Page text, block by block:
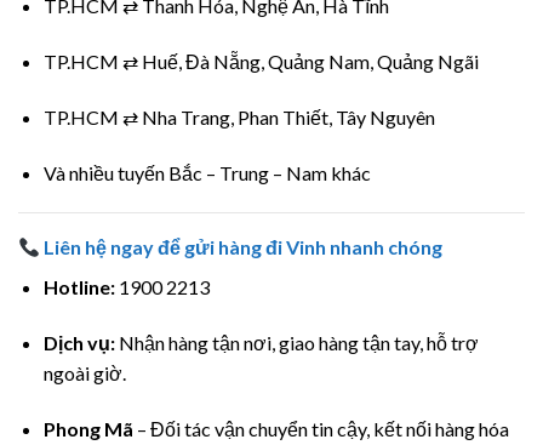
TP.HCM ⇄ Thanh Hóa, Nghệ An, Hà Tĩnh
TP.HCM ⇄ Huế, Đà Nẵng, Quảng Nam, Quảng Ngãi
TP.HCM ⇄ Nha Trang, Phan Thiết, Tây Nguyên
Và nhiều tuyến Bắc – Trung – Nam khác
Liên hệ ngay để gửi hàng đi Vinh nhanh chóng
Hotline:1900 2213
Dịch vụ:Nhận hàng tận nơi, giao hàng tận tay, hỗ trợ
ngoài giờ.
Phong Mã – Đối tác vận chuyển tin cậy, kết nối hàng hóa